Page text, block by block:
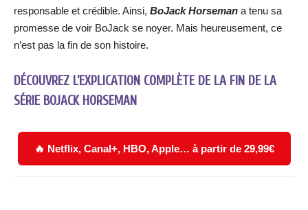
responsable et crédible. Ainsi, BoJack Horseman a tenu sa
promesse de voir BoJack se noyer. Mais heureusement, ce
n’est pas la fin de son histoire.
DÉCOUVREZ L’EXPLICATION COMPLÈTE DE LA FIN DE LA
SÉRIE BOJACK HORSEMAN
🔥 Netflix, Canal+, HBO, Apple… à partir de 29,99€